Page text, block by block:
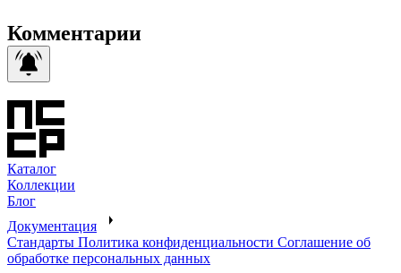
Комментарии
Каталог
Коллекции
Блог
Документация
Стандарты Политика конфиденциальности Соглашение об
обработке персональных данных